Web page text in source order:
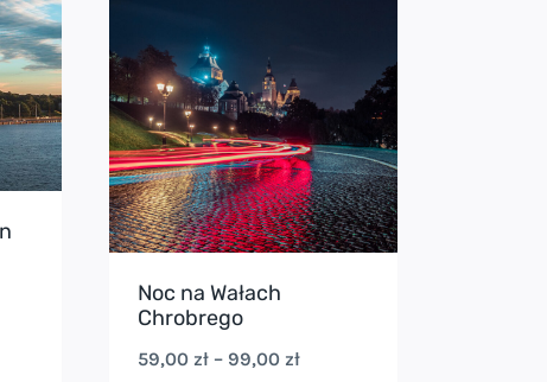
wariantów.
Opcje
można
wybrać
na
stronie
produktu
Noc na Wałach
Chrobrego
59,00 zł – 99,00 złZakres